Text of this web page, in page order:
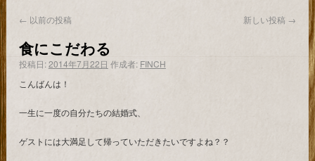
← 以前の投稿 新しい投稿 →
食にこだわる
投稿日:2014年7月22日 作成者: FINCH
こんばんは！
一生に一度の自分たちの結婚式、
ゲストには大満足して帰っていただきたいですよね？？